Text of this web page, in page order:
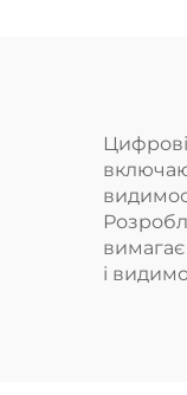
і